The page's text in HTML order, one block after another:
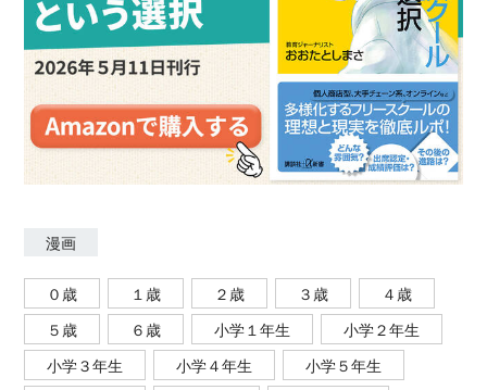
漫画
０歳 １歳 ２歳 ３歳
４歳
５歳
６歳 小学１年生
小学２年生
小学３年生
小学４年生
小学５年生